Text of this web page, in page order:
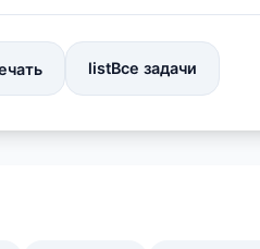
listВсе задачи